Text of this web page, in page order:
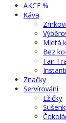
AKCE %
Káva
Mletá
Bez
Fair
Značky
Servírování
Lžičky